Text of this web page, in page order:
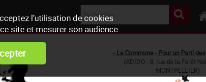
l’utilisation de cookies
site et mesurer son audience.
- La Commune - Pour un Parti
(ADIDO - 8, rue de la Forêt
MONTPELLIER)